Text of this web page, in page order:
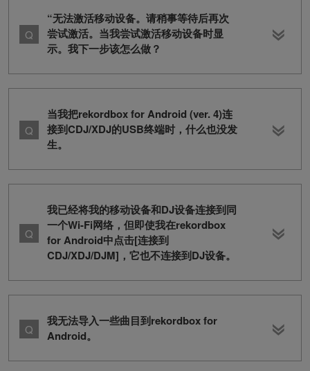
“无法激活移动设备。请稍事等待后再次
尝试激活。当我尝试激活移动设备时显
示。我下一步该怎么做？
当我把rekordbox for Android (ver. 4)连
接到CDJ/XDJ的USB终端时，什么也没发
生。
我已经将我的移动设备和DJ设备连接到同
一个Wi-Fi网络，但即使我在rekordbox
for Android中点击[连接到
CDJ/XDJ/DJM]，它也不连接到DJ设备。
我无法导入一些曲目到rekordbox for
Android。